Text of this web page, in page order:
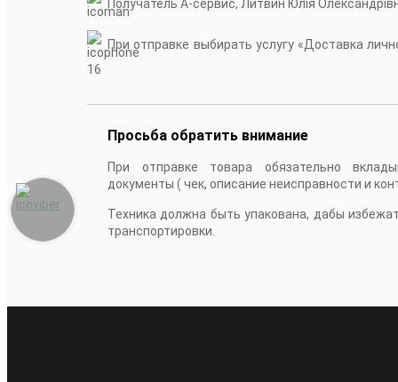
Получатель А-сервис, Литвин Юлія
При отправке выбирать услугу «Доставка
16
Просьба обратить внимание
При отправке товара обязательно
документы ( чек, описание неисправности и
Техника должна быть упакована, дабы
транспортировки.